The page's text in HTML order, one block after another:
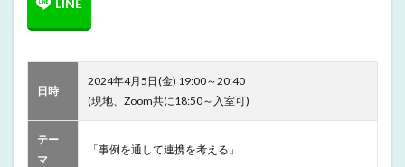
日時
2024年4月5日(金) 19:00～20:40
(現地、Zoom共に18:50～入室可)
テー
マ
「事例を通して連携を考える」